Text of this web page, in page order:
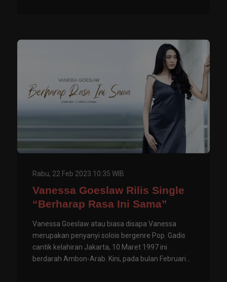
Rabu, 22 Feb 2023 10:35 WIB
Vanessa Goeslaw Rilis Single
“Berharap Rasa Ini Sama”
Vanessa Goeslaw atau biasa disapa Vanessa
merupakan penyanyi solois bergenre Pop. Gadis
cantik kelahiran Jakarta, 10 Maret 1997 ini
berdarah Ambon-Arab. Kini, pada bulan Februari...